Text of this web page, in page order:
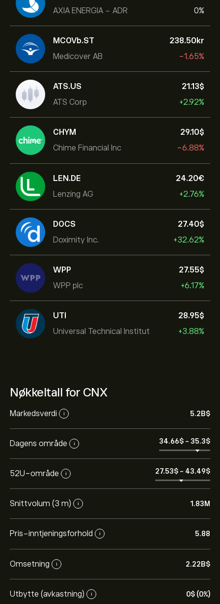
AXIA ENERGIA - ADR
0%
MCOVb.ST
Medicover AB
238.50‎kr‎
-1.65%
ATS.US
ATS Corp
21.13‎$‎
+2.92%
CHYM
Chime Financial Inc
29.10‎$‎
-6.88%
LEN.DE
Lenzing AG
24.20‎€‎
+2.76%
DOCS
Doximity Inc.
27.40‎$‎
+32.62%
WPP
WPP plc
27.55‎$‎
+6.17%
UTI
Universal Technical Institut
28.95‎$‎
+3.88%
Nøkkeltall for CNX
Markedsverdi i 5.2B‎$‎
Dagens område i 34.66‎$‎ - 35.3‎$‎
52U-område i 27.53‎$‎ - 43.49‎$‎
Snittvolum (3 m) i 1.83M
Pris-inntjeningsforhold i 5.88
Omsetning i 2.22B‎$‎
Utbytte (avkastning) i 0‎$‎ (0%)